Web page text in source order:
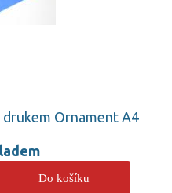
drukem Ornament A4
Do košíku